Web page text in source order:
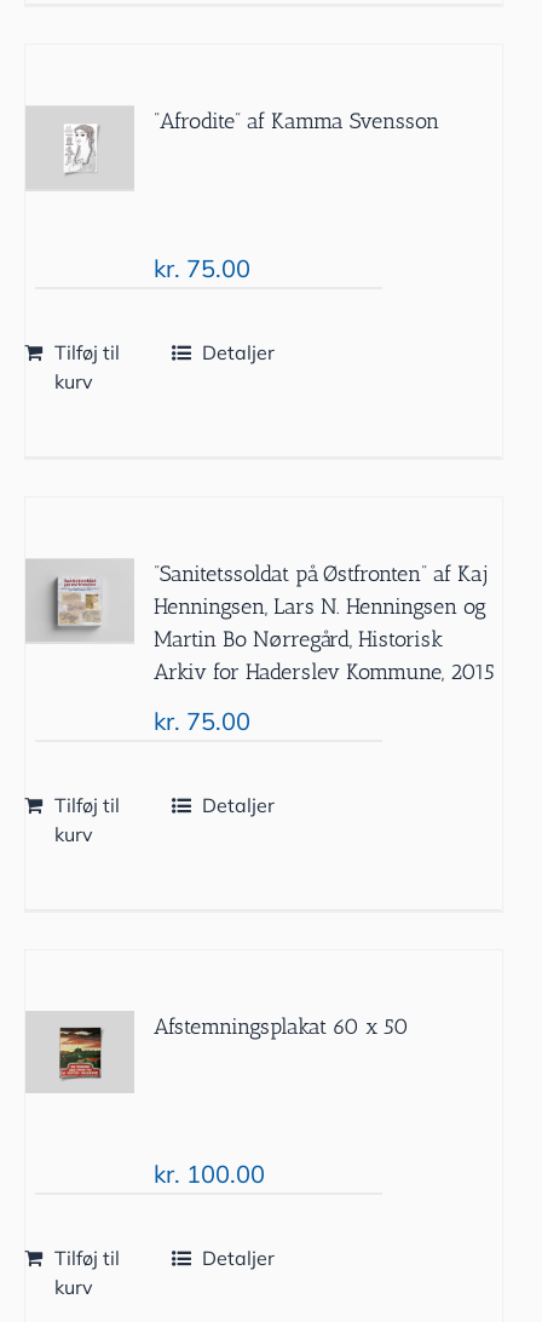
”Afrodite” af Kamma Svensson
kr. 75.00
Tilføj til
kurv
Detaljer
”Sanitetssoldat på Østfronten” af Kaj
Henningsen, Lars N. Henningsen og
Martin Bo Nørregård, Historisk
Arkiv for Haderslev Kommune, 2015
kr. 75.00
Tilføj til
kurv
Detaljer
Afstemningsplakat 60 x 50
kr. 100.00
Tilføj til
kurv
Detaljer